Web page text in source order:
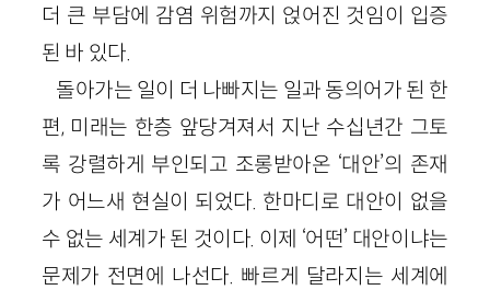
더 큰 부담에 감염 위험까지 얹어진 것임이 입증
된 바 있다.
돌아가는 일이 더 나빠지는 일과 동의어가 된 한
편, 미래는 한층 앞당겨져서 지난 수십년간 그토
록 강렬하게 부인되고 조롱받아온 ‘대안’의 존재
가 어느새 현실이 되었다. 한마디로 대안이 없을
수 없는 세계가 된 것이다. 이제 ‘어떤’ 대안이냐는
문제가 전면에 나선다. 빠르게 달라지는 세계에